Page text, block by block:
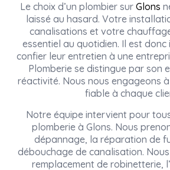
Le choix d’un plombier sur Glons
laissé au hasard. Votre
canalisations et votre
essentiel au quotidien. Il est
confier leur entretien à une
Plomberie se distingue par son
réactivité. Nous nous engageons
fiable à chaque
Notre équipe intervient pour
plomberie à Glons. Nous
dépannage, la réparation de
débouchage de canalisation.
remplacement de robinetterie,